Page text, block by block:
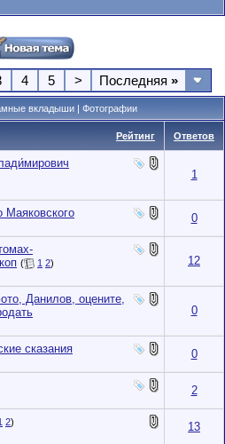
4 5 > Последняя »
вкладыши | Фотографии
Рейтинг Ответов
1
Маяковского 0
( 1 2)
12
Данилов, оцените,
0
сказания 0
2
2)
13